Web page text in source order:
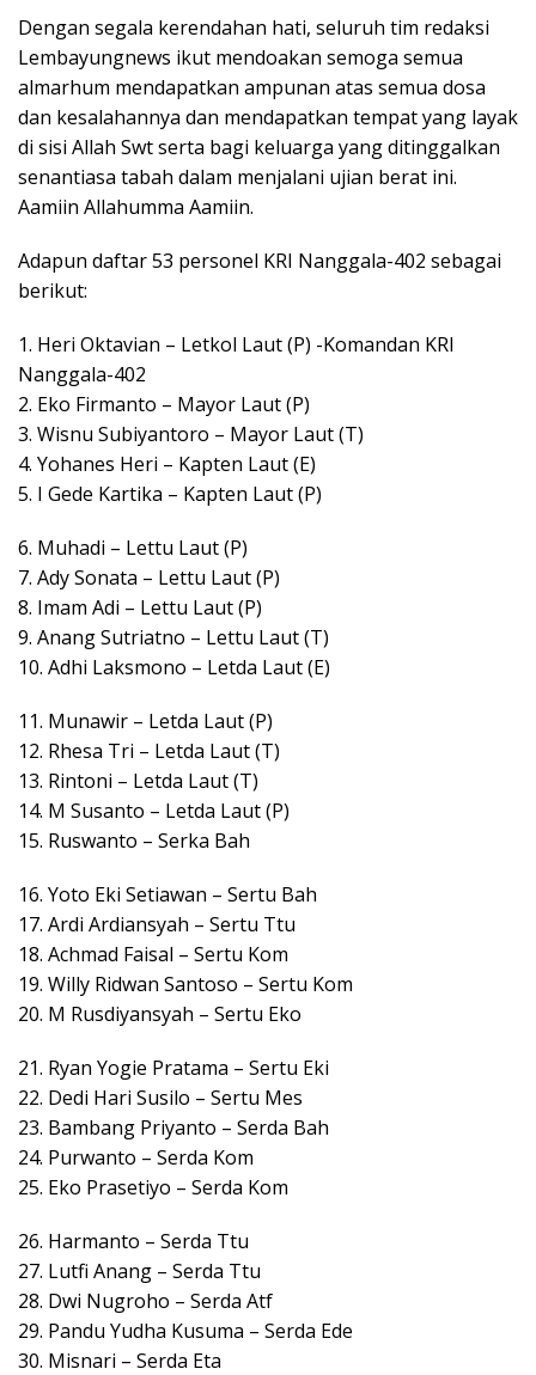
Dengan segala kerendahan hati, seluruh tim redaksi
Lembayungnews ikut mendoakan semoga semua
almarhum mendapatkan ampunan atas semua dosa
dan kesalahannya dan mendapatkan tempat yang layak
di sisi Allah Swt serta bagi keluarga yang ditinggalkan
senantiasa tabah dalam menjalani ujian berat ini.
Aamiin Allahumma Aamiin.
Adapun daftar 53 personel KRI Nanggala-402 sebagai
berikut:
1. Heri Oktavian – Letkol Laut (P) -Komandan KRI
Nanggala-402
2. Eko Firmanto – Mayor Laut (P)
3. Wisnu Subiyantoro – Mayor Laut (T)
4. Yohanes Heri – Kapten Laut (E)
5. I Gede Kartika – Kapten Laut (P)
6. Muhadi – Lettu Laut (P)
7. Ady Sonata – Lettu Laut (P)
8. Imam Adi – Lettu Laut (P)
9. Anang Sutriatno – Lettu Laut (T)
10. Adhi Laksmono – Letda Laut (E)
11. Munawir – Letda Laut (P)
12. Rhesa Tri – Letda Laut (T)
13. Rintoni – Letda Laut (T)
14. M Susanto – Letda Laut (P)
15. Ruswanto – Serka Bah
16. Yoto Eki Setiawan – Sertu Bah
17. Ardi Ardiansyah – Sertu Ttu
18. Achmad Faisal – Sertu Kom
19. Willy Ridwan Santoso – Sertu Kom
20. M Rusdiyansyah – Sertu Eko
21. Ryan Yogie Pratama – Sertu Eki
22. Dedi Hari Susilo – Sertu Mes
23. Bambang Priyanto – Serda Bah
24. Purwanto – Serda Kom
25. Eko Prasetiyo – Serda Kom
26. Harmanto – Serda Ttu
27. Lutfi Anang – Serda Ttu
28. Dwi Nugroho – Serda Atf
29. Pandu Yudha Kusuma – Serda Ede
30. Misnari – Serda Eta